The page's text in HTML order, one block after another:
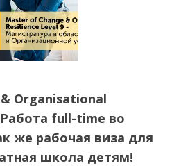
Organisational
Работа full-time во
же рабочая виза для
школа детям!